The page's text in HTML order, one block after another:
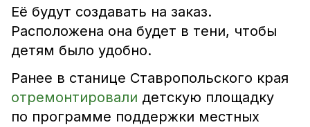
Её будут создавать на заказ.
Расположена она будет в тени, чтобы
детям было удобно.
Ранее в станице Ставропольского края
отремонтировали детскую площадку
по программе поддержки местных